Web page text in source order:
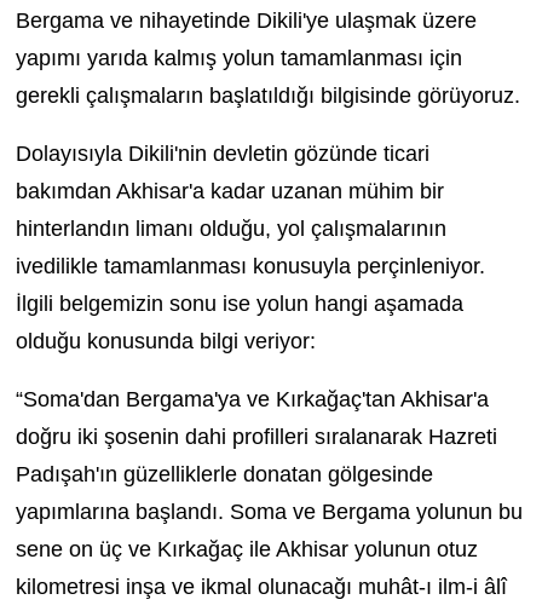
Bergama ve nihayetinde Dikili'ye ulaşmak üzere
yapımı yarıda kalmış yolun tamamlanması için
gerekli çalışmaların başlatıldığı bilgisinde görüyoruz.
Dolayısıyla Dikili'nin devletin gözünde ticari
bakımdan Akhisar'a kadar uzanan mühim bir
hinterlandın limanı olduğu, yol çalışmalarının
ivedilikle tamamlanması konusuyla perçinleniyor.
İlgili belgemizin sonu ise yolun hangi aşamada
olduğu konusunda bilgi veriyor:
“Soma'dan Bergama'ya ve Kırkağaç'tan Akhisar'a
doğru iki şosenin dahi profilleri sıralanarak Hazreti
Padışah'ın güzelliklerle donatan gölgesinde
yapımlarına başlandı. Soma ve Bergama yolunun bu
sene on üç ve Kırkağaç ile Akhisar yolunun otuz
kilometresi inşa ve ikmal olunacağı muhât-ı ilm-i âlî